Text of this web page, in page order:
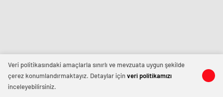
Veri politikasındaki amaçlarla sınırlı ve mevzuata uygun şekilde
çerez konumlandırmaktayız. Detaylar içinveri politikamızı
inceleyebilirsiniz.